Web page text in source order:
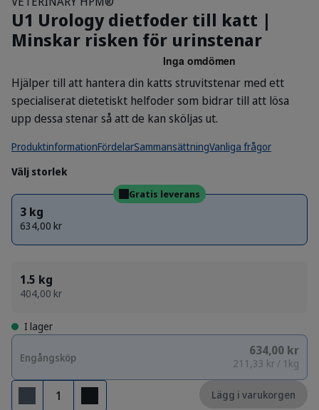
U1 Urology dietfoder till katt |
Minskar risken för urinstenar
Hjälper till att hantera din katts struvitstenar med ett
specialiserat dietetiskt helfoder som bidrar till att lösa
upp dessa stenar så att de kan sköljas ut.
ProduktinformationFördelarSammansättningVanliga frågor
Välj storlek
Gratis leverans
3 kg
634,00 kr
1.5 kg
404,00 kr
I lager
Engångsköp 634,00 kr
211,33 kr / 1kg
Ta bort
Lägg till
Lägg i varukorgen